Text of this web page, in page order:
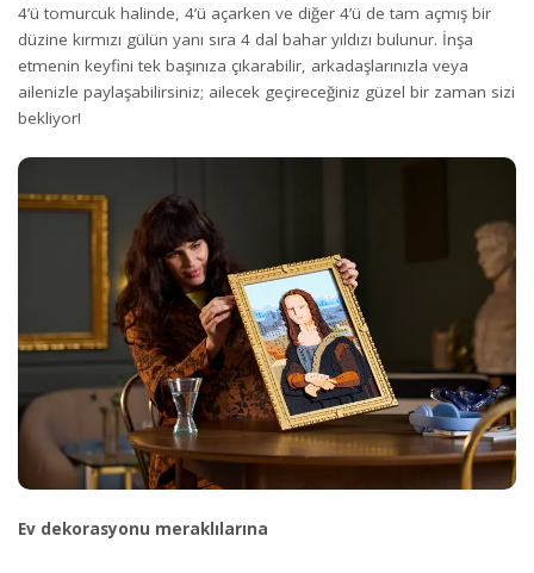
4’ü tomurcuk halinde, 4’ü açarken ve diğer 4’ü de tam açmış bir
düzine kırmızı gülün yanı sıra 4 dal bahar yıldızı bulunur. İnşa
etmenin keyfini tek başınıza çıkarabilir, arkadaşlarınızla veya
ailenizle paylaşabilirsiniz; ailecek geçireceğiniz güzel bir zaman sizi
bekliyor!
Ev dekorasyonu meraklılarına